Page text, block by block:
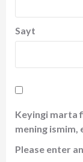
Sayt
Keyingi marta
mening ismim,
Please enter